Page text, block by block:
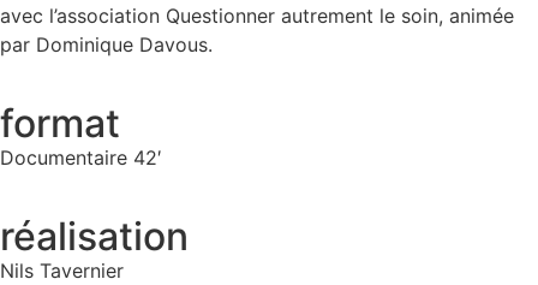
avec l’association Questionner autrement le soin, animée
par Dominique Davous.
format
Documentaire 42′
réalisation
Nils Tavernier